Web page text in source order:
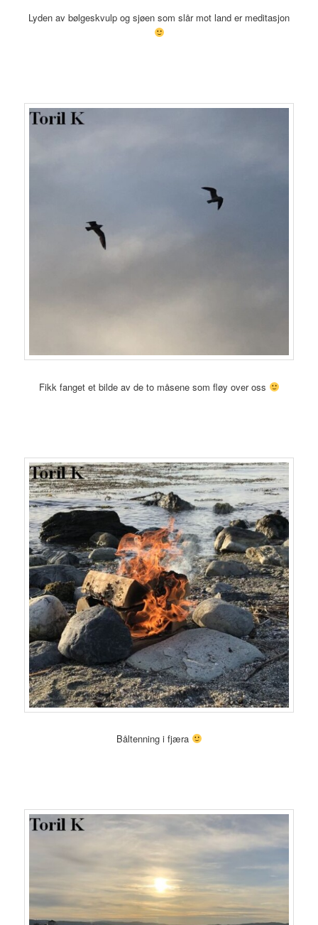
Lyden av bølgeskvulp og sjøen som slår mot land er meditasjon
Fikk fanget et bilde av de to måsene som fløy over oss
Båltenning i fjæra